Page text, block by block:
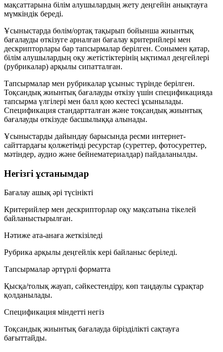
мақсаттарына білім алушылардың жету деңгейін анықтауға
мүмкіндік береді.
Ұсыныстарда бөлім/ортақ тақырып бойынша жиынтық
бағалауды өткізуге арналған бағалау критерийлері мен
дескрипторлары бар тапсырмалар берілген. Сонымен қатар,
білім алушылардың оқу жетістіктерінің ықтимал деңгейлері
(рубрикалар) арқылы сипатталған.
Тапсырмалар мен рубрикалар ұсыныс түрінде берілген.
Тоқсандық жиынтық бағалауды өткізу үшін спецификацияда
тапсырма үлгілері мен балл қою кестесі ұсынылады.
Спецификация стандартталған және тоқсандық жиынтық
бағалауды өткізуде басшылыққа алынады.
Ұсыныстарды дайындау барысында ресми интернет-
сайттардағы қолжетімді ресурстар (суреттер, фотосуреттер,
мәтіндер, аудио және бейнематериалдар) пайдаланылды.
Негізгі ұстанымдар
Бағалау ашық әрі түсінікті
Критерийлер мен дескрипторлар оқу мақсатына тікелей
байланыстырылған.
Нәтиже ата-анаға жеткізіледі
Рубрика арқылы деңгейлік кері байланыс беріледі.
Тапсырмалар әртүрлі форматта
Қысқа/толық жауап, сәйкестендіру, көп таңдаулы сұрақтар
қолданылады.
Спецификация міндетті негіз
Тоқсандық жиынтық бағалауда бірізділікті сақтауға
бағыттайды.